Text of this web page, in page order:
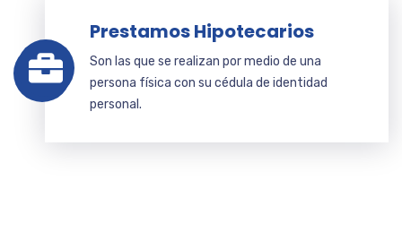
Prestamos Hipotecarios
Son las que se realizan por medio de una
persona física con su cédula de identidad
personal.